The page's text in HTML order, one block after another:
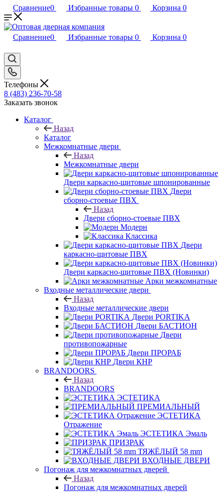
Сравнение0 Избранные товары 0 Корзина 0
Сравнение0 Избранные товары 0 Корзина 0
Телефоны
8 (483) 236-70-58
Заказать звонок
Каталог
Назад
Каталог
Межкомнатные двери
Назад
Межкомнатные двери
Двери каркасно-щитовые шпонированные
Двери
сборно-стоевые ПВХ
Назад
Двери сборно-стоевые ПВХ
Модерн
Классика
Двери
каркасно-щитовые ПВХ
Двери каркасно-щитовые ПВХ (Новинки)
Арки межкомнатные
Входные металлические двери
Назад
Входные металлические двери
Двери PORTIKA
Двери БАСТИОН
Двери
противопожарные
Двери ПРОРАБ
Двери КНР
BRANDOORS
Назад
BRANDOORS
ЭСТЕТИКА
ПРЕМИАЛЬНЫЙ
ЭСТЕТИКА
Отражение
ЭСТЕТИКА Эмаль
ПРИЗРАК
ТЯЖЁЛЫЙ 58 mm
ВХОДНЫЕ ДВЕРИ
Погонаж для межкомнатных дверей
Назад
Погонаж для межкомнатных дверей